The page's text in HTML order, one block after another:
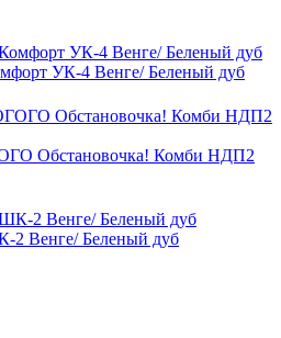
УК-4 Венге/ Беленый дуб
Обстановочка! Комби НДП2
2 Венге/ Беленый дуб